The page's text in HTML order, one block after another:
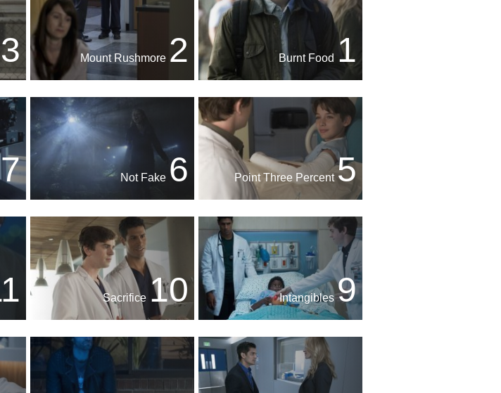
1
2
3
5
Point Three Percent
6
7
9
Intangibles
10